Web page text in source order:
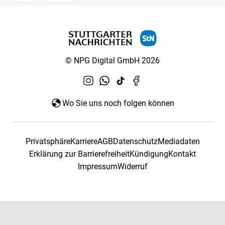
© NPG Digital GmbH 2026
Wo Sie uns noch folgen können
PrivatsphäreKarriereAGBDatenschutzMediadaten
Erklärung zur BarrierefreiheitKündigungKontakt
ImpressumWiderruf